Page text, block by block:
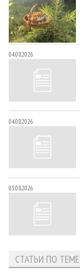
04.08.2026
04.08.2026
03.08.2026
СТАТЬИ ПО ТЕМЕ